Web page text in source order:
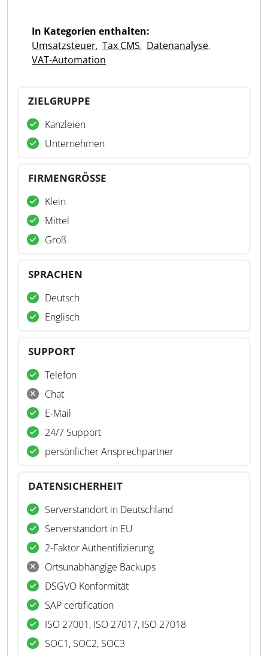
In Kategorien enthalten:
Umsatzsteuer, Tax CMS, Datenanalyse,
VAT-Automation
ZIELGRUPPE
Kanzleien
Unternehmen
FIRMENGRÖSSE
Klein
Mittel
Groß
SPRACHEN
Deutsch
Englisch
SUPPORT
Telefon
Chat
E-Mail
24/7 Support
persönlicher Ansprechpartner
DATENSICHERHEIT
Serverstandort in Deutschland
Serverstandort in EU
2-Faktor Authentifizierung
Ortsunabhängige Backups
DSGVO Konformität
SAP certification
ISO 27001, ISO 27017, ISO 27018
SOC1, SOC2, SOC3